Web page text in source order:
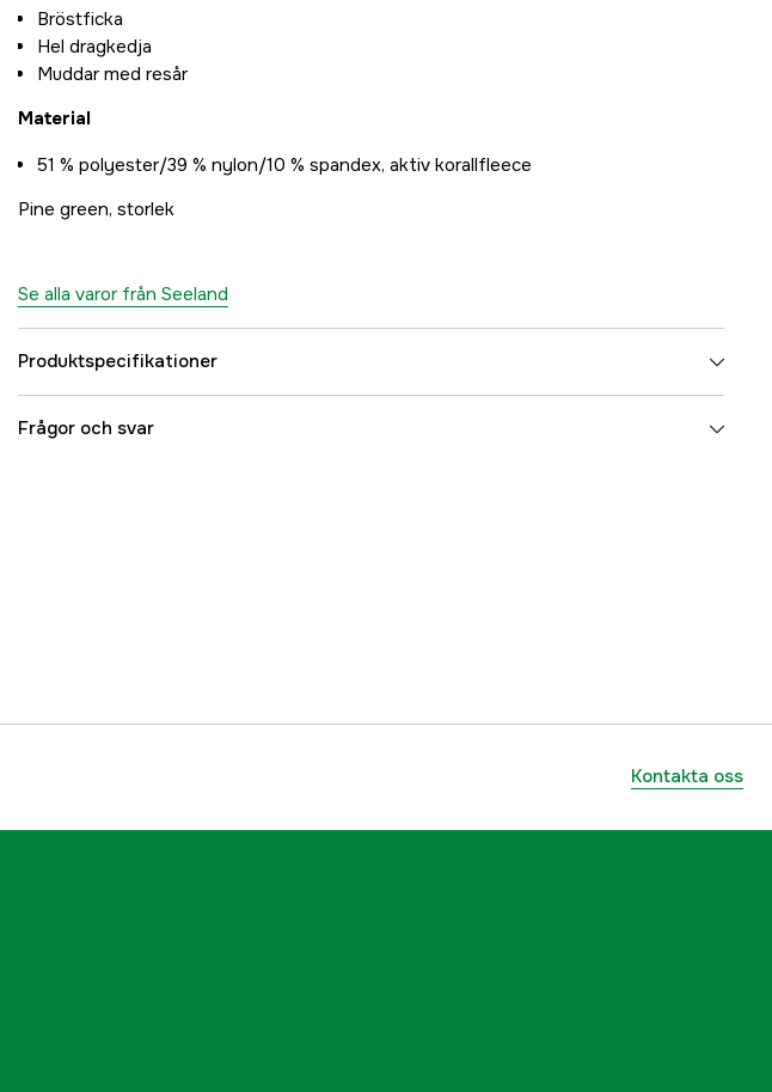
Bröstficka
Hel dragkedja
Muddar med resår
Material
51 % polyester/39 % nylon/10 % spandex, aktiv korallfleece
Pine green, storlek
Se alla varor från Seeland
Produktspecifikationer
Färgton
Frågor och svar
Kontakta oss